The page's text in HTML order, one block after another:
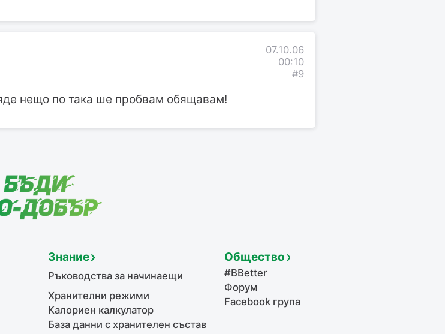
07.10.06
00:10
#9
нещо по така ше пробвам обящавам!
Знание
Ръководства за начинаещи
Хранителни режими
Калориен калкулатор
База данни с хранителен състав
Общество
#BBetter
Форум
Facebook група